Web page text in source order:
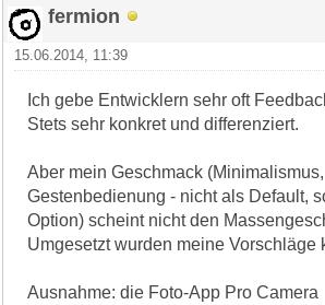
fermion
15.06.2014, 11:39
Ich gebe Entwicklern sehr oft
Stets sehr konkret und differenziert.
Aber mein Geschmack (Minimalismus,
Gestenbedienung - nicht als Default,
Option) scheint nicht den
Umgesetzt wurden meine Vorschläge
Ausnahme: die Foto-App Pro Camera